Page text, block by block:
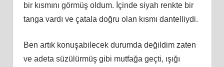
bir kısmını görmüş oldum. İçinde siyah renkte bir
tanga vardı ve çatala doğru olan kısmı dantelliydi.
Ben artık konuşabilecek durumda değildim zaten
ve adeta süzülürmüş gibi mutfağa geçti, ışığı